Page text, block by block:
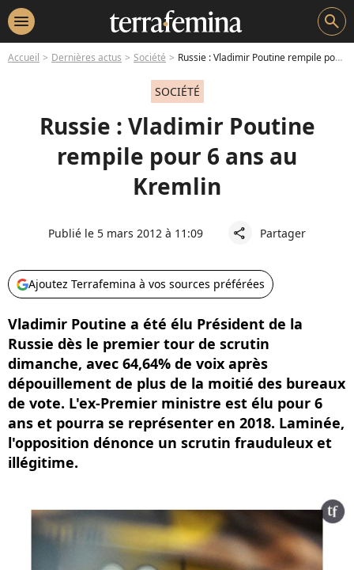
menu search
Accueil Dernières actus Société Russie : Vladimir Poutine rempile pour 6 ans au Kremlin
SOCIÉTÉ
Russie : Vladimir Poutine
rempile pour 6 ans au
Kremlin
Publié le 5 mars 2012 à 11:09 share Partager
Ajoutez Terrafemina à vos sources préférées
Vladimir Poutine a été élu Président de la
Russie dès le premier tour de scrutin
dimanche, avec 64,64% de voix après
dépouillement de plus de la moitié des bureaux
de vote. L'ex-Premier ministre est élu pour 6
ans et pourra se représenter en 2018. Laminée,
l'opposition dénonce un scrutin frauduleux et
illégitime.